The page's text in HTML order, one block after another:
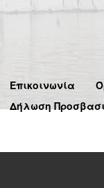
Επικοινωνία
Δήλωση